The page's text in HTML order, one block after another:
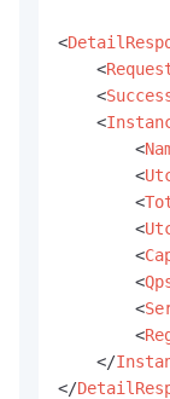
<
<
<
<
<
<
<
<
<
<
<
<
</
</